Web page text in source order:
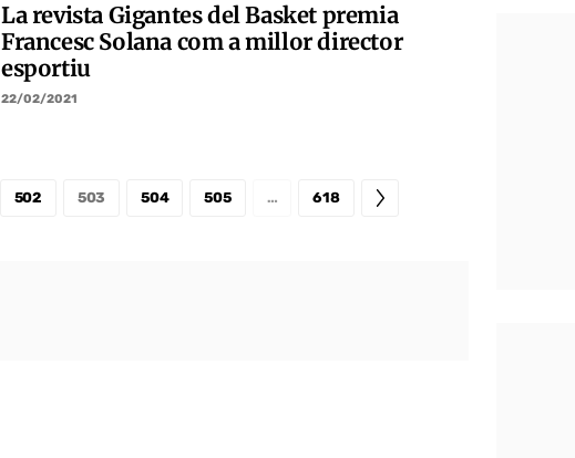
La revista Gigantes del Basket premia
Francesc Solana com a millor director
esportiu
22/02/2021
502 503 504 505 … 618